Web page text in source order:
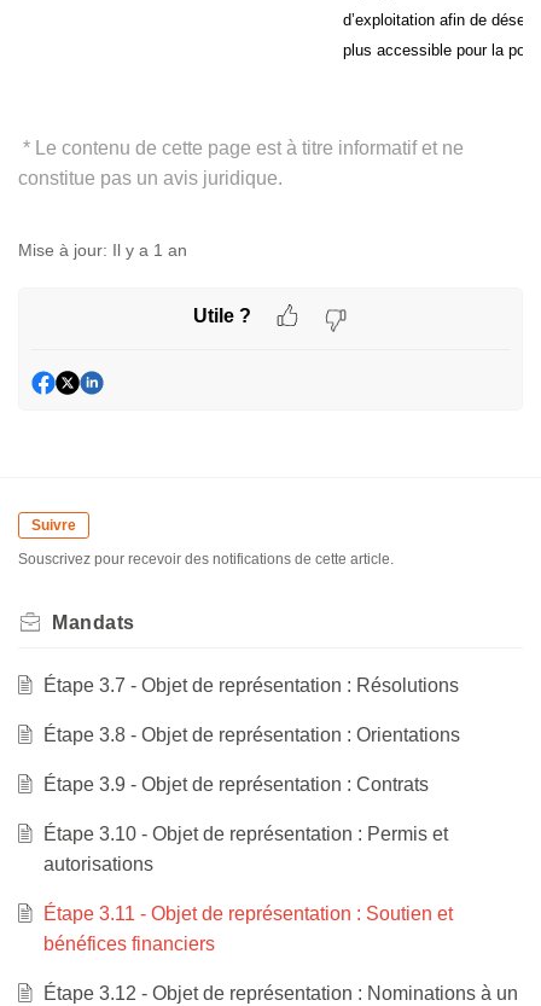
d’exploitation afin de
plus accessible pour la
* Le contenu de cette page est à titre informatif et ne
constitue pas un avis juridique.
Mise à jour: Il y a 1 an
Utile ?
Suivre
Souscrivez pour recevoir des notifications de cette article.
Mandats
Étape 3.7 - Objet de représentation : Résolutions
Étape 3.8 - Objet de représentation : Orientations
Étape 3.9 - Objet de représentation : Contrats
Étape 3.10 - Objet de représentation : Permis et
autorisations
Étape 3.11 - Objet de représentation : Soutien et
bénéfices financiers
Étape 3.12 - Objet de représentation : Nominations à un